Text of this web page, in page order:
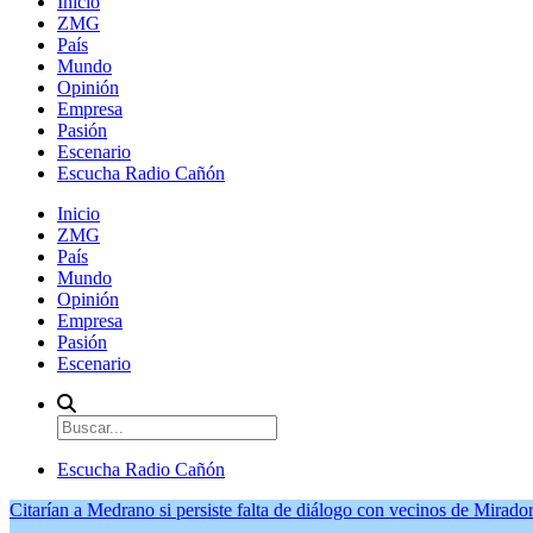
ZMG
País
Mundo
Opinión
Empresa
Pasión
Escenario
Escucha Radio Cañón
Inicio
ZMG
País
Mundo
Opinión
Empresa
Pasión
Escenario
Escucha Radio Cañón
Citarían a Medrano si persiste falta de diálogo con vecinos de